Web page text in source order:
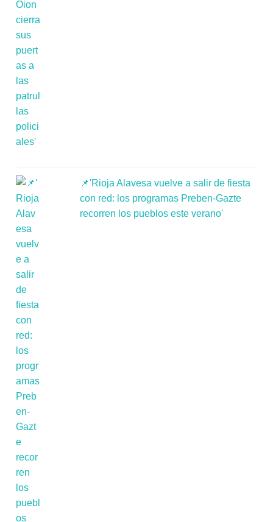
📌'Rioja Alavesa vuelve a salir de fiesta
con red: los programas Preben-Gazte
recorren los pueblos este verano'